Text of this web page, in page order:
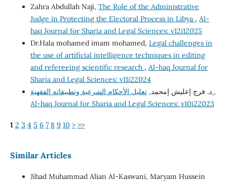
Zahra Abdullah Naji, The Role of the Administrative
Judge in Protecting the Electoral Process in Libya , Al-
haq Journal for Sharia and Legal Sciences: v12i12025
Dr.Hala mohamed imam mohamed, Legal challenges in
the use of artificial intelligence techniques in editing
and refereeing scientific research , Al-haq Journal for
Sharia and Legal Sciences: v11i22024
د. فرج إعليش إمحمد,تعليل الأحكام الشرعية وتطبيقاته الفقهية ,
Al-haq Journal for Sharia and Legal Sciences: v10i22023
1 2 3 4 5 6 7 8 9 10 > >>
Similar Articles
Jihad Muhammad Alian Al-Kaswani, Maryam Hussein